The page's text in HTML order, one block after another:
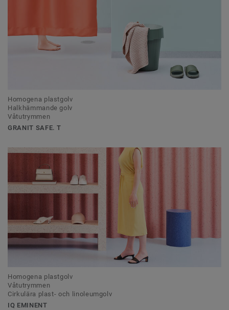
Homogena plastgolv
Halkhämmande golv
Våtutrymmen
GRANIT SAFE. T
Homogena plastgolv
Våtutrymmen
Cirkulära plast- och linoleumgolv
IQ EMINENT